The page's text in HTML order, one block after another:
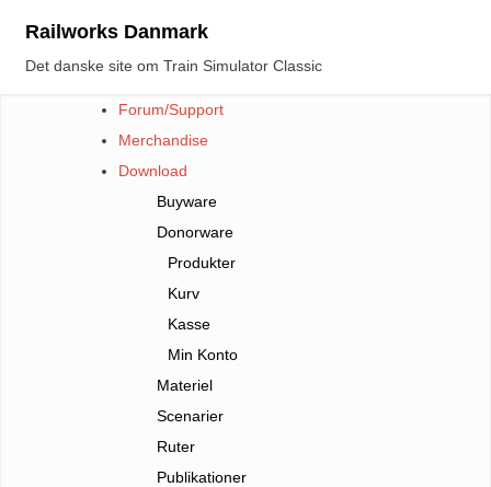
content
Railworks Danmark
Det danske site om Train Simulator Classic
Forum/Support
Merchandise
Download
Buyware
Donorware
Produkter
Kurv
Kasse
Min Konto
Materiel
Scenarier
Ruter
Publikationer